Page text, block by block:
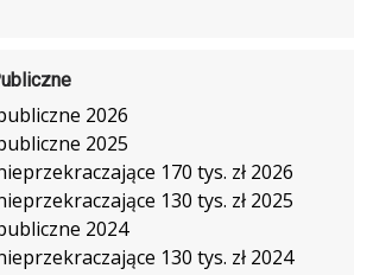
2026
2025
170 tys. zł 2026
130 tys. zł 2025
2024
130 tys. zł 2024